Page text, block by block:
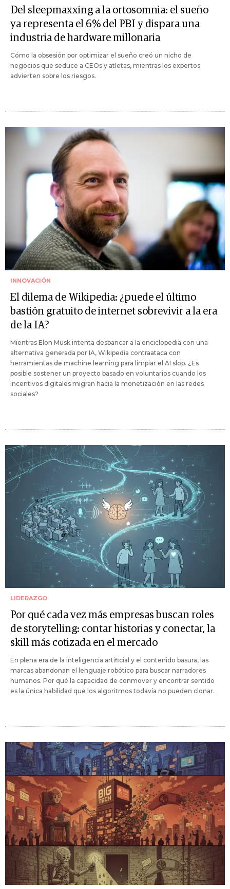
Del sleepmaxxing a la ortosomnia: el sueño
ya representa el 6% del PBI y dispara una
industria de hardware millonaria
Cómo la obsesión por optimizar el sueño creó un nicho de
negocios que seduce a CEOs y atletas, mientras los expertos
advierten sobre los riesgos.
INNOVACIÓN
El dilema de Wikipedia: ¿puede el último
bastión gratuito de internet sobrevivir a la era
de la IA?
Mientras Elon Musk intenta desbancar a la enciclopedia con una
alternativa generada por IA, Wikipedia contraataca con
herramientas de machine learning para limpiar el AI slop. ¿Es
posible sostener un proyecto basado en voluntarios cuando los
incentivos digitales migran hacia la monetización en las redes
sociales?
LIDERAZGO
Por qué cada vez más empresas buscan roles
de storytelling: contar historias y conectar, la
skill más cotizada en el mercado
En plena era de la inteligencia artificial y el contenido basura, las
marcas abandonan el lenguaje robótico para buscar narradores
humanos. Por qué la capacidad de conmover y encontrar sentido
es la única habilidad que los algoritmos todavía no pueden clonar.